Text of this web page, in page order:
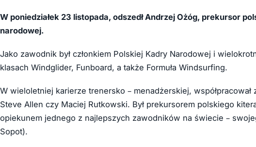
W poniedziałek 23 listopada, odszedł Andrzej Ożóg, prekursor
narodowej.
Jako zawodnik był członkiem Polskiej Kadry Narodowej i
klasach Windglider, Funboard, a także Formuła Windsurfing.
W wieloletniej karierze trenersko – menadżerskiej,
Steve Allen czy Maciej Rutkowski. Był prekursorem polskiego
opiekunem jednego z najlepszych zawodników na świecie –
Sopot).